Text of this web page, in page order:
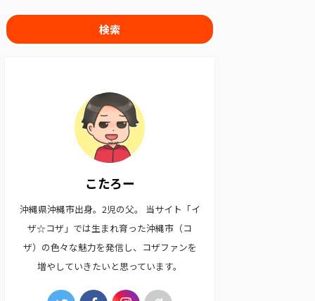
検索
こたろー
沖縄県沖縄市出身。2児の父。 当サイト「イ
ザ☆コザ」では生まれ育った沖縄市（コ
ザ）の色々な魅力を発信し、コザファンを
増やしていきたいと思っています。